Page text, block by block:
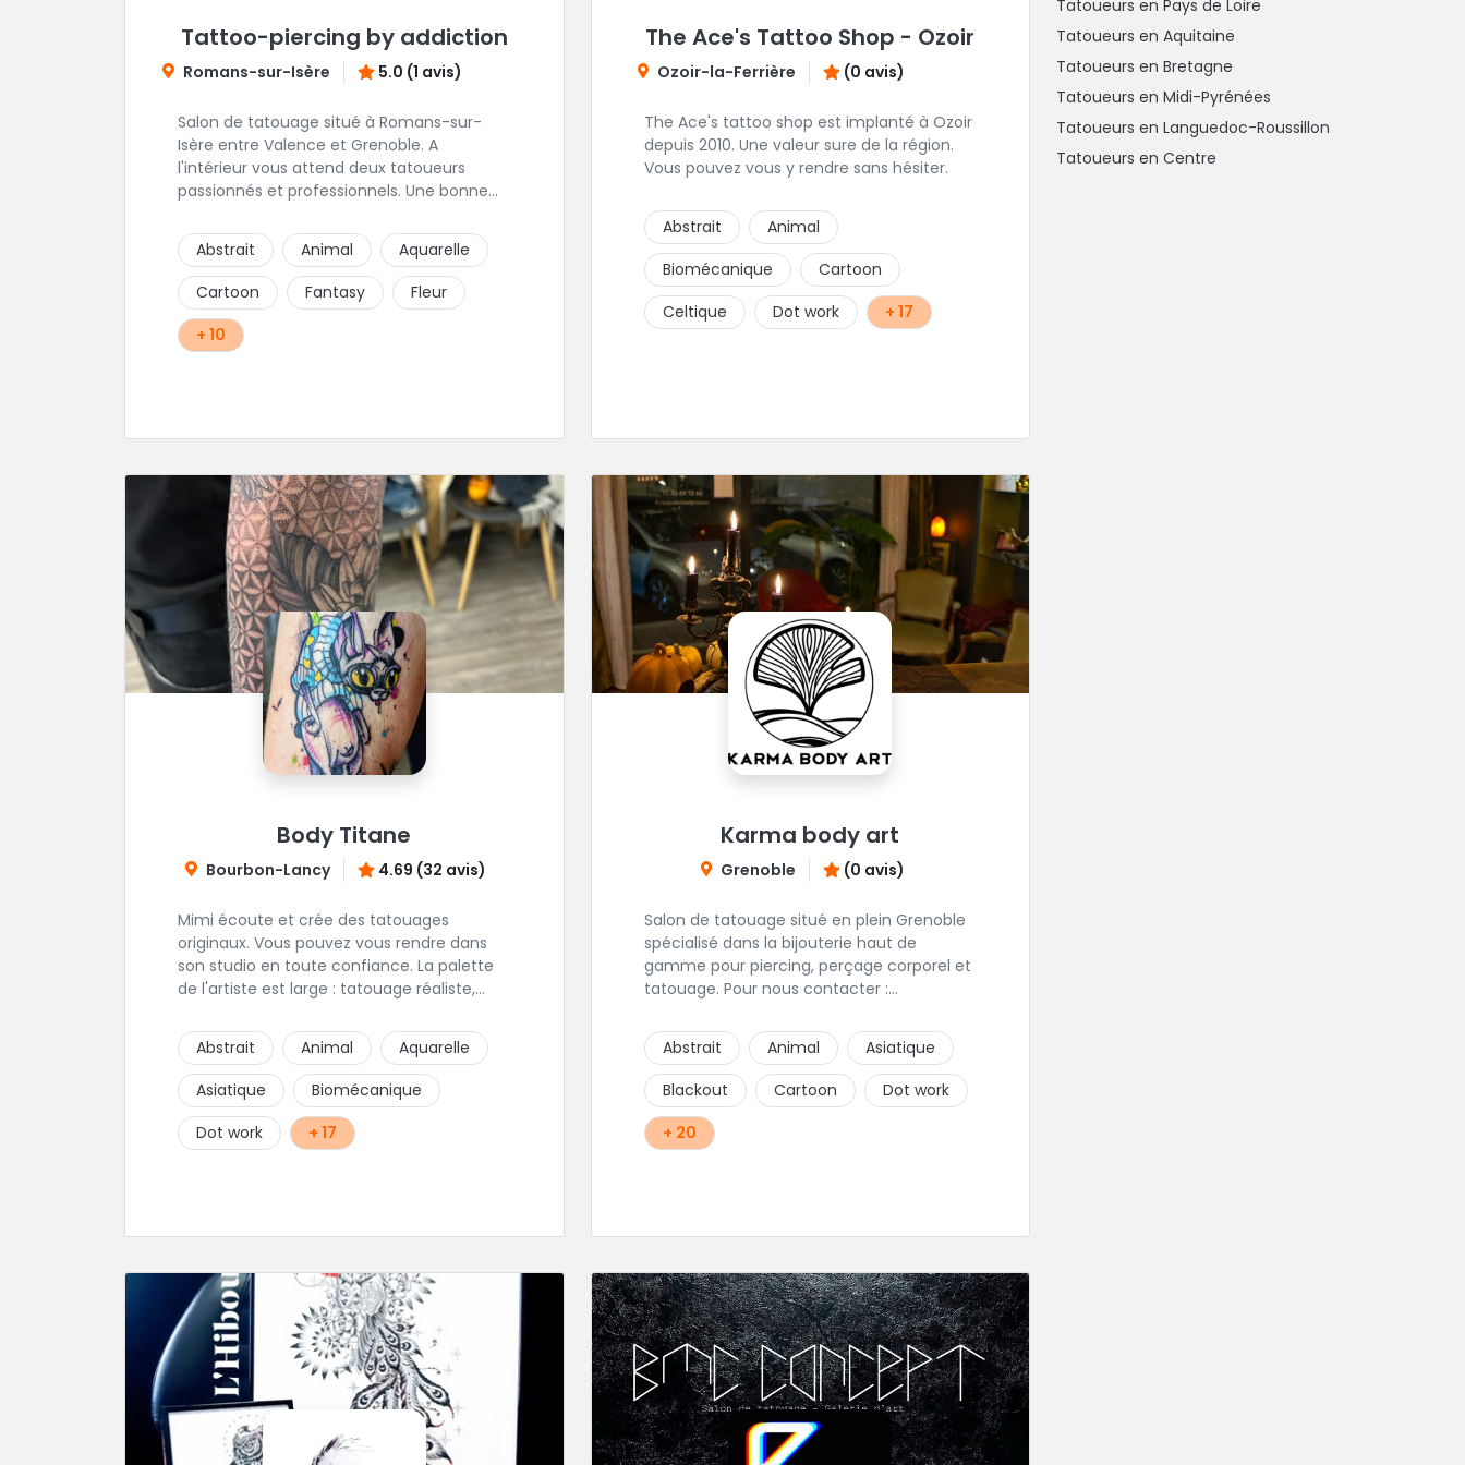
Tattoo-piercing by addiction
Romans-sur-Isère 5.0 (1 avis)
Salon de tatouage situé à Romans-sur-
Isère entre Valence et Grenoble. A
l'intérieur vous attend deux tatoueurs
passionnés et professionnels. Une bonne
shop en compagnie de Angéline et Ludo.
Abstrait Animal
Aquarelle
Cartoon
Fantasy
Fleur
+ 10
The Ace's Tattoo Shop - Ozoir
Ozoir-la-Ferrière (0 avis)
The Ace's tattoo shop est implanté à Ozoir
depuis 2010. Une valeur sure de la région.
Vous pouvez vous y rendre sans hésiter.
Abstrait
Animal
Biomécanique
Cartoon
Celtique
Dot work + 17
Body Titane
Bourbon-Lancy 4.69 (32 avis)
Mimi écoute et crée des tatouages
originaux. Vous pouvez vous rendre dans
son studio en toute confiance. La palette
de l'artiste est large : tatouage réaliste,
figuratif. Tout est question d'échange pour
construire un projet qui vous ressemble.
Abstrait Animal
Aquarelle
Asiatique
Biomécanique
Dot work
+ 17
Karma body art
Grenoble (0 avis)
Salon de tatouage situé en plein Grenoble
spécialisé dans la bijouterie haut de
gamme pour piercing, perçage corporel et
tatouage. Pour nous contacter :
Abstrait
Animal
Asiatique
Blackout
Cartoon
Dot work
+ 20
Tatoueurs en Pays de Loire
Tatoueurs en Aquitaine
Tatoueurs en Bretagne
Tatoueurs en Midi-Pyrénées
Tatoueurs en Languedoc-Roussillon
Tatoueurs en Centre